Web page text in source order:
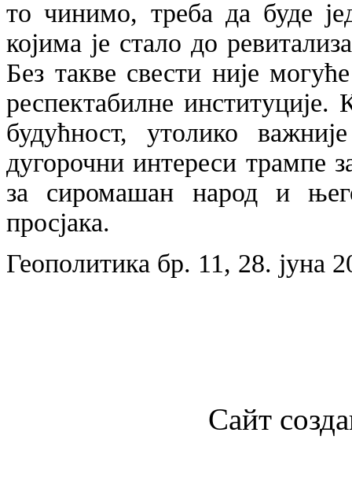
то чинимо, треба да буде
којима је стало до
Без такве свести није
респектабилне институције.
будућност, утолико
дугорочни интереси трампе
за сиромашан народ и
просјака.
Геополитика бр. 11, 28. јуна
Сайт